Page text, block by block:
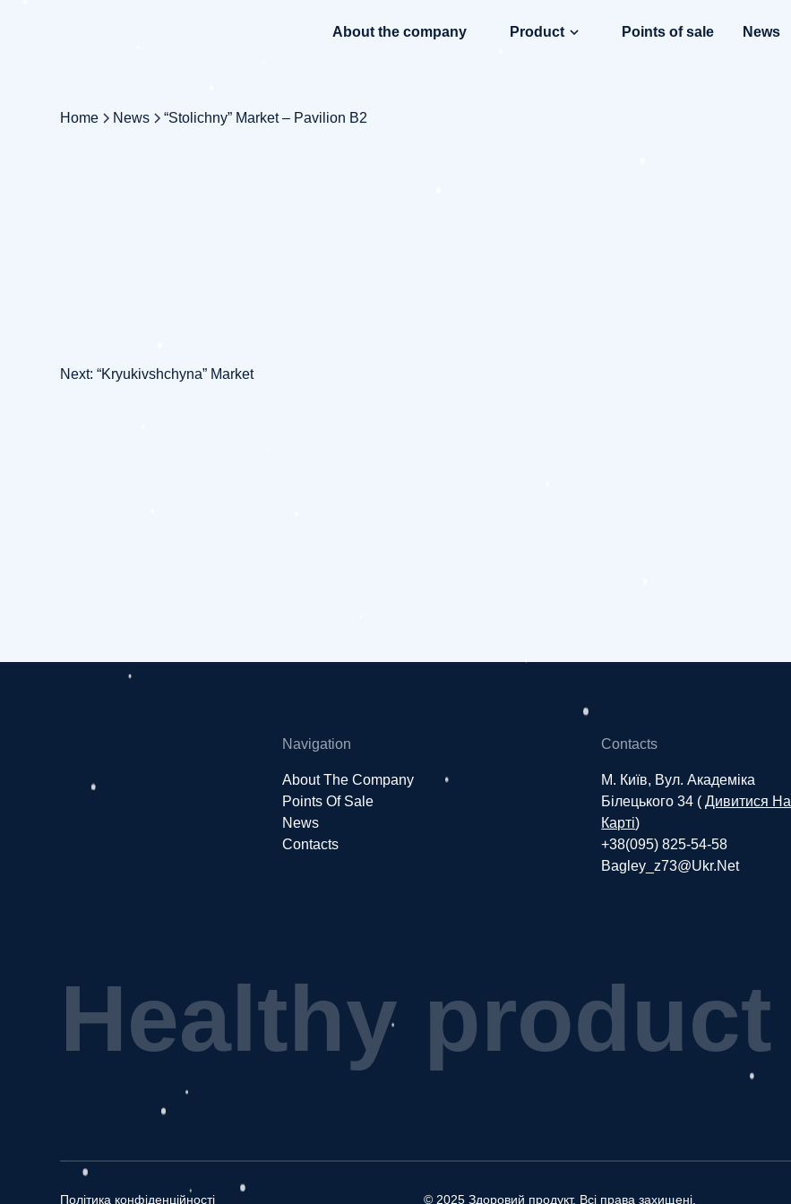
About the company Product Points of sale News
Home News “Stolichny” Market – Pavilion B2
Post
Next: “Kryukivshchyna” Market
Navigation
About The Company
Points Of Sale
News
Contacts
Contacts
М. Київ, Вул. Академіка
Білецького 34 (Дивитися На
Карті)
+38(095) 825-54-58
Bagley_z73@ukr.net
Healthy product
Політика конфіденційності © 2025 Здоровий продукт. Всі права захищені.